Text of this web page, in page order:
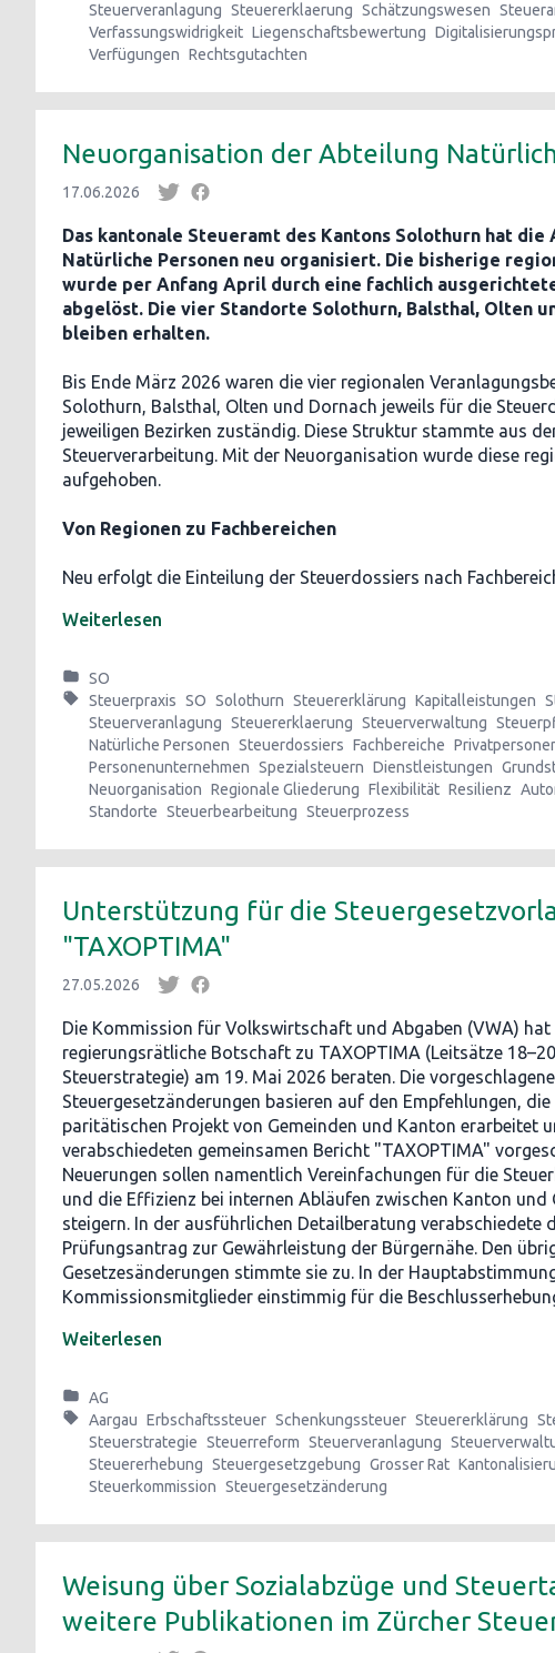
Steuerveranlagung Steuererklaerung Schätzungswesen
Verfassungswidrigkeit Liegenschaftsbewertung
Verfügungen Rechtsgutachten
Neuorganisation der Abteilung
17.06.2026
Das kantonale Steueramt des Kantons Solothurn hat die
Natürliche Personen neu organisiert. Die bisherige
wurde per Anfang April durch eine fachlich
abgelöst. Die vier Standorte Solothurn, Balsthal, Olten
bleiben erhalten.
Bis Ende März 2026 waren die vier regionalen
Solothurn, Balsthal, Olten und Dornach jeweils für die
jeweiligen Bezirken zuständig. Diese Struktur stammte aus
Steuerverarbeitung. Mit der Neuorganisation wurde diese
aufgehoben.
Von Regionen zu Fachbereichen
Neu erfolgt die Einteilung der Steuerdossiers nach
Weiterlesen
SO
Steuerpraxis SO Solothurn Steuererklärung Kapitalleistungen
Steuerveranlagung Steuererklaerung Steuerverwaltung
Natürliche Personen Steuerdossiers Fachbereiche
Personenunternehmen Spezialsteuern Dienstleistungen
Neuorganisation Regionale Gliederung Flexibilität Resilienz
Standorte Steuerbearbeitung Steuerprozess
Unterstützung für die
"TAXOPTIMA"
27.05.2026
Die Kommission für Volkswirtschaft und Abgaben (VWA) hat
regierungsrätliche Botschaft zu TAXOPTIMA (Leitsätze
Steuerstrategie) am 19. Mai 2026 beraten. Die
Steuergesetzänderungen basieren auf den Empfehlungen, die
paritätischen Projekt von Gemeinden und Kanton erarbeitet
verabschiedeten gemeinsamen Bericht "TAXOPTIMA"
Neuerungen sollen namentlich Vereinfachungen für die
und die Effizienz bei internen Abläufen zwischen Kanton und
steigern. In der ausführlichen Detailberatung verabschiedete
Prüfungsantrag zur Gewährleistung der Bürgernähe. Den
Gesetzesänderungen stimmte sie zu. In der
Kommissionsmitglieder einstimmig für die
Weiterlesen
AG
Aargau Erbschaftssteuer Schenkungssteuer Steuererklärung
Steuerstrategie Steuerreform Steuerveranlagung
Steuererhebung Steuergesetzgebung Grosser Rat
Steuerkommission Steuergesetzänderung
Weisung über Sozialabzüge und
weitere Publikationen im Zürcher